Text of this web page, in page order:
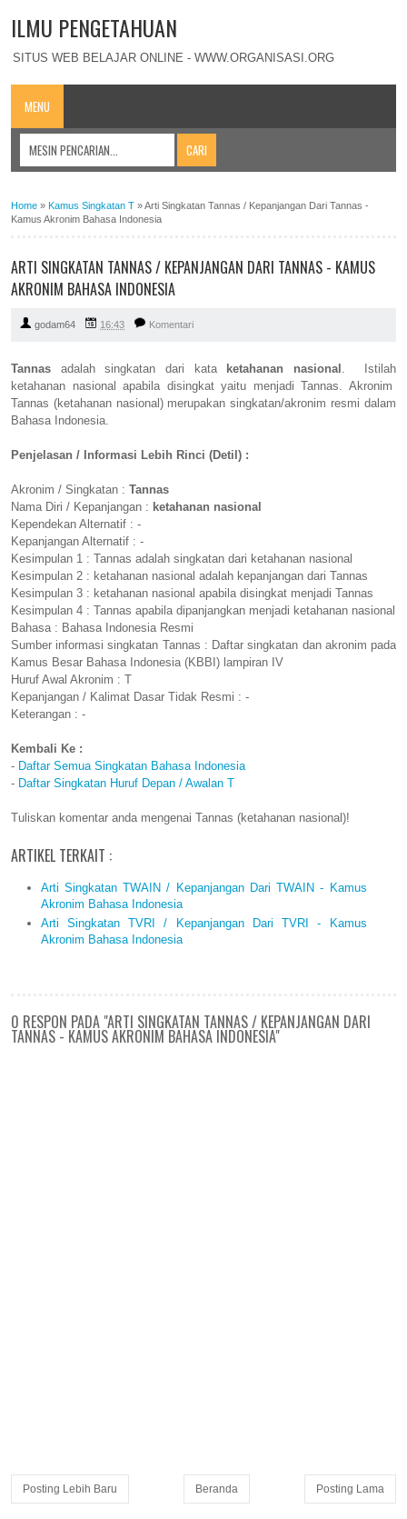
ILMU PENGETAHUAN
SITUS WEB BELAJAR ONLINE - WWW.ORGANISASI.ORG
MENU
Home » Kamus Singkatan T »Arti Singkatan Tannas / Kepanjangan Dari Tannas -
Kamus Akronim Bahasa Indonesia
ARTI SINGKATAN TANNAS / KEPANJANGAN DARI TANNAS - KAMUS
AKRONIM BAHASA INDONESIA
godam64 16:43 Komentari
Tannas adalah singkatan dari kata ketahanan nasional . Istilah
ketahanan nasional apabila disingkat yaitu menjadi Tannas. Akronim
Tannas (ketahanan nasional) merupakan singkatan/akronim resmi dalam
Bahasa Indonesia.
Penjelasan / Informasi Lebih Rinci (Detil) :
Akronim / Singkatan : Tannas
Nama Diri / Kepanjangan : ketahanan nasional
Kependekan Alternatif : -
Kepanjangan Alternatif : -
Kesimpulan 1 : Tannas adalah singkatan dari ketahanan nasional
Kesimpulan 2 : ketahanan nasional adalah kepanjangan dari Tannas
Kesimpulan 3 : ketahanan nasional apabila disingkat menjadi Tannas
Kesimpulan 4 : Tannas apabila dipanjangkan menjadi ketahanan nasional
Bahasa : Bahasa Indonesia Resmi
Sumber informasi singkatan Tannas : Daftar singkatan dan akronim pada
Kamus Besar Bahasa Indonesia (KBBI) lampiran IV
Huruf Awal Akronim : T
Kepanjangan / Kalimat Dasar Tidak Resmi : -
Keterangan : -
Kembali Ke :
- Daftar Semua Singkatan Bahasa Indonesia
- Daftar Singkatan Huruf Depan / Awalan T
Tuliskan komentar anda mengenai Tannas (ketahanan nasional)!
ARTIKEL TERKAIT :
Arti Singkatan TWAIN / Kepanjangan Dari TWAIN - Kamus
Akronim Bahasa Indonesia
Arti Singkatan TVRI / Kepanjangan Dari TVRI - Kamus
Akronim Bahasa Indonesia
0 RESPON PADA "ARTI SINGKATAN TANNAS / KEPANJANGAN DARI
TANNAS - KAMUS AKRONIM BAHASA INDONESIA"
Posting Lebih Baru Posting Lama
Beranda